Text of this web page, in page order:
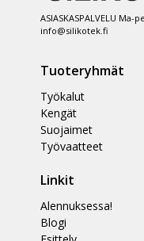
ASIASKASPALVELU Ma-
info@silikotek.fi
Tuoteryhmät
Työkalut
Kengät
Suojaimet
Työvaatteet
Linkit
Alennuksessa!
Blogi